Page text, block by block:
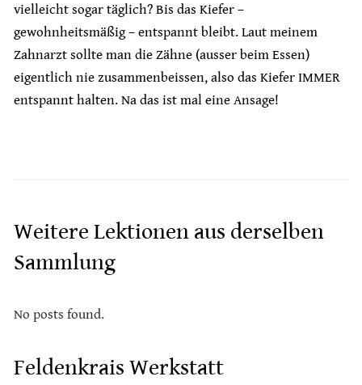
vielleicht sogar täglich? Bis das Kiefer –
gewohnheitsmäßig – entspannt bleibt. Laut meinem
Zahnarzt sollte man die Zähne (ausser beim Essen)
eigentlich nie zusammenbeissen, also das Kiefer IMMER
entspannt halten. Na das ist mal eine Ansage!
Weitere Lektionen aus derselben
Sammlung
No posts found.
Feldenkrais Werkstatt